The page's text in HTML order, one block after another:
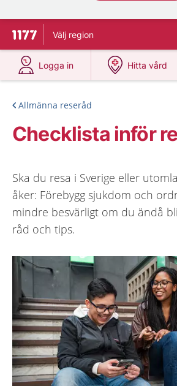
Till startsidan för 1177
Välj region
Logga in
på 1177.se
Hitta vård
på
Allmänna reseråd
Checklista inför
Ska du resa i Sverige eller
åker: Förebygg sjukdom och
mindre besvärligt om du ändå
råd och tips.